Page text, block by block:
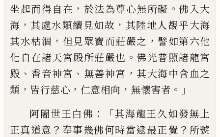
坐起而得自在 ， 於法為尊心無所礙 。 佛入大
海 ， 其處水類續見如故 ， 其陸地人覩乎大海
其水枯涸 ， 但見眾寶而莊嚴之 ， 譬如第六他
化自在諸天宮殿所莊嚴也 。 佛光普照諸龍宮
殿 、 香音神宮 、 無善神宮 ， 其大海中含血之
類 ， 皆行慈心 ， 仁意相向 ， 無懷害者 。」
阿闍世王白佛 ：「其海龍王久如發無上
正真道意 ？ 奉事幾佛何時當逮最正覺 ？ 所號